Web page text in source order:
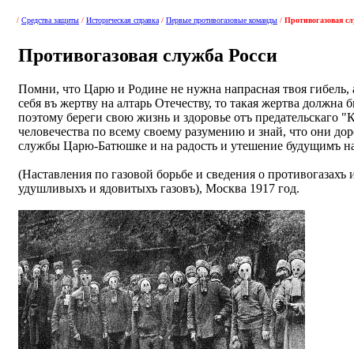
/ Средства защиты / Историческая справка / Первые противогазовые команды / Противогазовая
Противогазовая служба Росси
Помни, что Царю и Родине не нужна напрасная твоя гибель,
себя въ жертву на алтарь Отечеству, то такая жертва
поэтому береги свою жизнь и здоровье отъ
человечества по всему своему разумению и знай, что они
службы Царю-Батюшке и на радость и утешение будущимъ
(Наставления по газовой борьбе и сведения о
удушливыхъ и ядовитыхъ газовъ), Москва 1917 год.